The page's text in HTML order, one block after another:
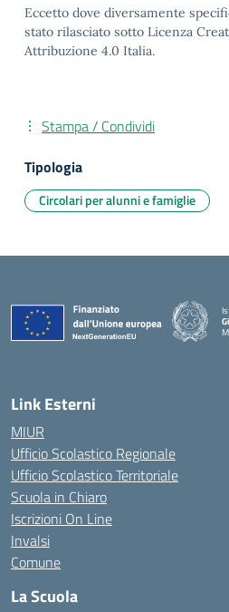
Eccetto dove diversamente
stato rilasciato sotto Licenza
Attribuzione 4.0 Italia.
Stampa / Condividi
Tipologia
Circolari per alunni e famiglie
Link Esterni
MIUR
Ufficio Scolastico Regionale
Ufficio Scolastico Territoriale
Scuola in Chiaro
Iscrizioni On Line
Invalsi
Comune
La Scuola